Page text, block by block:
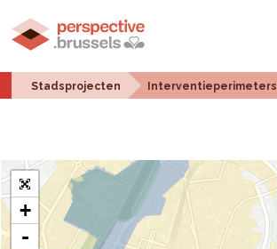
Stadsprojecten Interventieperimeters
+
-